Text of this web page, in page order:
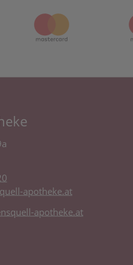
apotheke.at
apotheke.at